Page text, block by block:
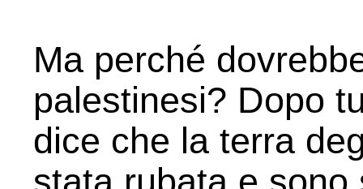
Ma perché
palestinesi? Dopo
dice che la terra